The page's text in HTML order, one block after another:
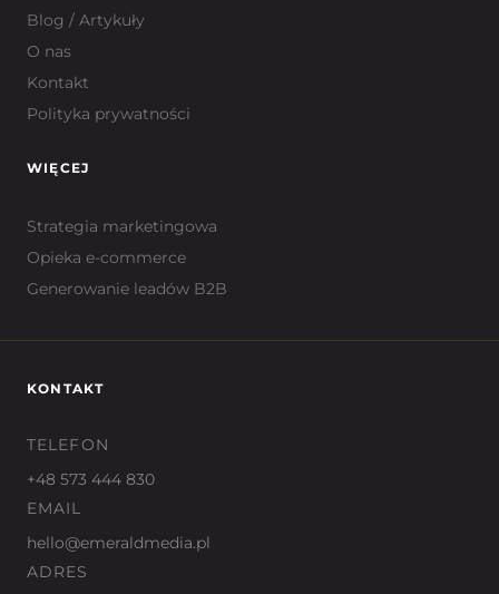
Blog / Artykuły
O nas
Kontakt
Polityka prywatności
WIĘCEJ
Strategia marketingowa
Opieka e-commerce
Generowanie leadów B2B
KONTAKT
TELEFON
+48 573 444 830
EMAIL
hello@emeraldmedia.pl
ADRES